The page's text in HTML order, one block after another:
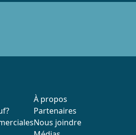
À propos
Partenaires
Nous joindre